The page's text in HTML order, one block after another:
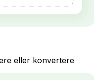
eller konvertere